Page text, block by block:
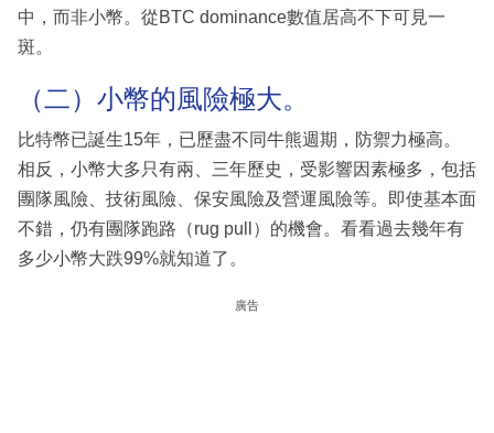
中，而非小幣。從BTC dominance數值居高不下可見一
斑。
（二）小幣的風險極大。
比特幣已誕生15年，已歷盡不同牛熊週期，防禦力極高。
相反，小幣大多只有兩、三年歷史，受影響因素極多，包括
團隊風險、技術風險、保安風險及營運風險等。即使基本面
不錯，仍有團隊跑路（rug pull）的機會。看看過去幾年有
多少小幣大跌99%就知道了。
廣告